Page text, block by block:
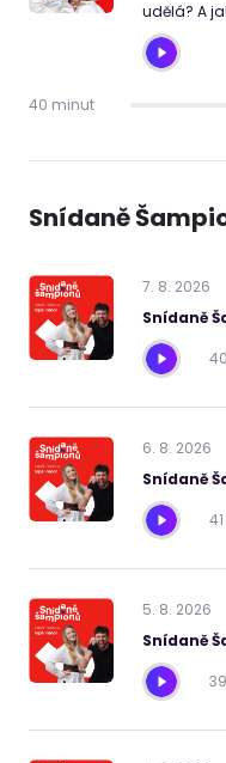
udělá? A
40 minut
Snídaně
7. 8. 2026
Snídaně
6. 8. 2026
Snídaně
5. 8. 2026
Snídaně